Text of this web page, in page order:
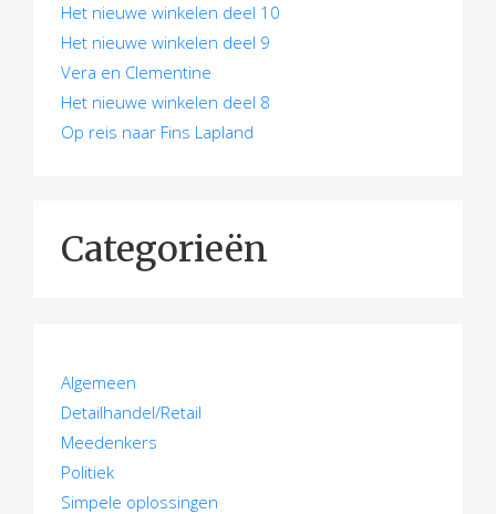
Het nieuwe winkelen deel 10
Het nieuwe winkelen deel 9
Vera en Clementine
Het nieuwe winkelen deel 8
Op reis naar Fins Lapland
Categorieën
Algemeen
Detailhandel/Retail
Meedenkers
Politiek
Simpele oplossingen